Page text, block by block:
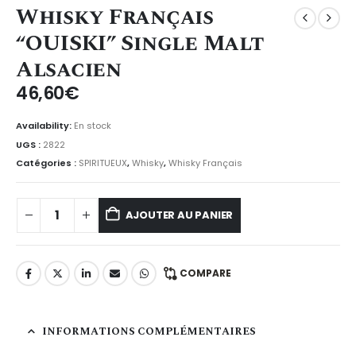
Whisky Français
“OUISKI” Single Malt
Alsacien
46,60€
Availability: En stock
UGS : 2822
Catégories : SPIRITUEUX,Whisky,Whisky Français
AJOUTER AU PANIER
COMPARE
INFORMATIONS COMPLÉMENTAIRES